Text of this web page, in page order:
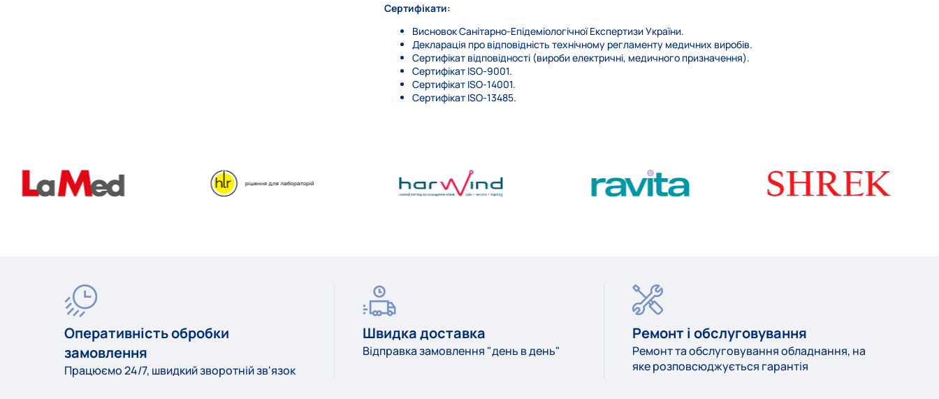
Сертифікати:
Висновок Санітарно-Епідеміологічної Експертизи України.
Декларація про відповідність технічному регламенту медичних виробів.
Сертифікат відповідності (вироби електричні, медичного призначення).
Сертифікат ISO-9001.
Сертифікат ISO-14001.
Сертифікат ISO-13485.
Оперативність обробки
замовлення
Працюємо 24/7, швидкий зворотній зв'язок
Швидка доставка
Відправка замовлення "день в день"
Ремонт і обслуговування
Ремонт та обслуговування обладнання, на
яке розповсюджується гарантія